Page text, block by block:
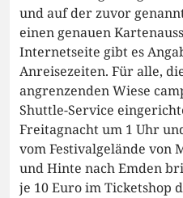
und auf der zuvor
einen genauen
Internetseite gibt es
Anreisezeiten. Für alle,
angrenzenden Wiese
Shuttle-Service
Freitagnacht um 1 Uhr
vom Festivalgelände von
und Hinte nach Emden
je 10 Euro im Ticketshop